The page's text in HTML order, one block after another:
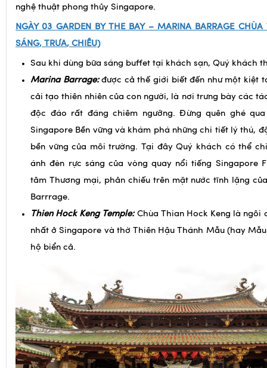
SÁNG, TRƯA, CHIỀU)
Sau khi dùng bữa sáng buffet tại khách sạn, Quý khách
Marina Barrage:
cải tạo thiên nhiên của con người, là nơi trưng bày các
độc đáo rất đáng chiêm ngưỡng. Đừng quên ghé
Singapore Bền vững và khám phá những chi tiết lý thú,
bền vững của môi trường. Tại đây Quý khách có thể
ánh đèn rực sáng của vòng quay nổi tiếng Singapore
tâm Thương mại, phản chiếu trên mặt nước tĩnh lặng
Barrrage.
Thien Hock Keng Temple:Chùa Thian Hock Keng là ngôi
nhất ở Singapore và thờ Thiên Hậu Thánh Mẫu (hay
hộ biển cả.